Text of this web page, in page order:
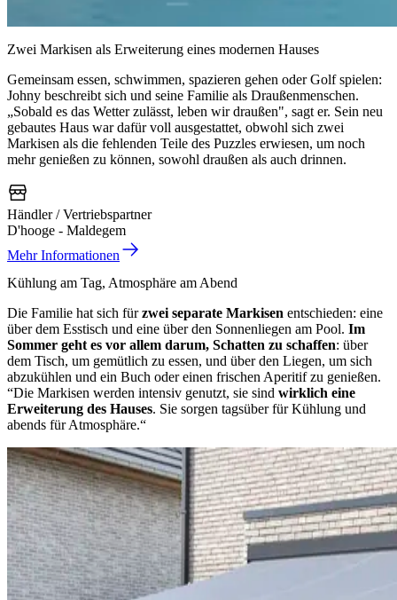
Zwei Markisen als Erweiterung eines modernen Hauses
Gemeinsam essen, schwimmen, spazieren gehen oder Golf spielen:
Johny beschreibt sich und seine Familie als Draußenmenschen.
„Sobald es das Wetter zulässt, leben wir draußen", sagt er. Sein neu
gebautes Haus war dafür voll ausgestattet, obwohl sich zwei
Markisen als die fehlenden Teile des Puzzles erwiesen, um noch
mehr genießen zu können, sowohl draußen als auch drinnen.
Händler / Vertriebspartner
D'hooge - Maldegem
Mehr Informationen
Kühlung am Tag, Atmosphäre am Abend
Die Familie hat sich fürzwei separate Markisen entschieden: eine
über dem Esstisch und eine über den Sonnenliegen am Pool. Im
Sommer geht es vor allem darum, Schatten zu schaffen: über
dem Tisch, um gemütlich zu essen, und über den Liegen, um sich
abzukühlen und ein Buch oder einen frischen Aperitif zu genießen.
“Die Markisen werden intensiv genutzt, sie sind wirklich eine
Erweiterung des Hauses. Sie sorgen tagsüber für Kühlung und
abends für Atmosphäre.“